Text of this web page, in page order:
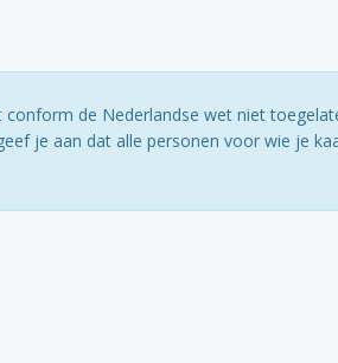
de Nederlandse wet niet
je aan dat alle personen voor wie je